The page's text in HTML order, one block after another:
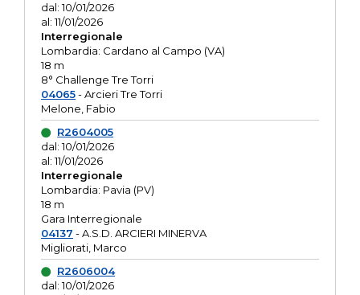
dal: 10/01/2026
al: 11/01/2026
Interregionale
Lombardia: Cardano al Campo (VA)
18 m
8° Challenge Tre Torri
04065- Arcieri Tre Torri
Melone, Fabio
R2604005
dal: 10/01/2026
al: 11/01/2026
Interregionale
Lombardia: Pavia (PV)
18 m
Gara Interregionale
04137 - A.S.D. ARCIERI MINERVA
Migliorati, Marco
R2606004
dal: 10/01/2026